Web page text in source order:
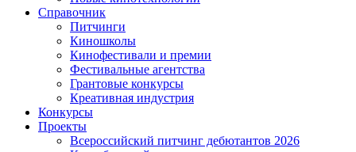
Справочник
Питчинги
Киношколы
Кинофестивали и премии
Фестивальные агентства
Грантовые конкурсы
Креативная индустрия
Конкурсы
Проекты
Всероссийский питчинг дебютантов 2026